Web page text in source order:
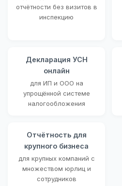
отчётности без визитов в
инспекцию
Декларация УСН
онлайн
для ИП и ООО на
упрощённой системе
налогообложения
Отчётность для
крупного бизнеса
для крупных компаний с
множеством юрлиц и
сотрудников